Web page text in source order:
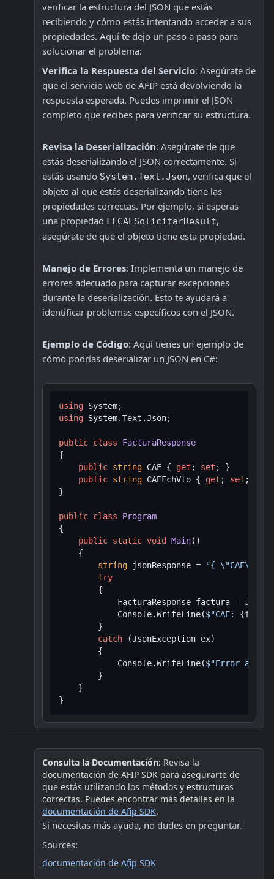
verificar la estructura del JSON que estás
recibiendo y cómo estás intentando acceder a sus
propiedades. Aquí te dejo un paso a paso para
solucionar el problema:
Verifica la Respuesta del Servicio: Asegúrate de
que el servicio web de AFIP está devolviendo la
respuesta esperada. Puedes imprimir el JSON
completo que recibes para verificar su estructura.
Revisa la Deserialización: Asegúrate de que
estás deserializando el JSON correctamente. Si
estás usando System.Text.Json, verifica que el
objeto al que estás deserializando tiene las
propiedades correctas. Por ejemplo, si esperas
una propiedad FECAESolicitarResult,
asegúrate de que el objeto tiene esta propiedad.
Manejo de Errores: Implementa un manejo de
errores adecuado para capturar excepciones
durante la deserialización. Esto te ayudará a
identificar problemas específicos con el JSON.
Ejemplo de Código: Aquí tienes un ejemplo de
cómo podrías deserializar un JSON en C#:
using
using System.Text.Json;
public class
FacturaResponse
{
public string CAE { get ; set ; }
public string CAEFchVto { get ; set ; }
}
public class
Program
{
public static void Main()
    {
string jsonResponse =
"{ \"CAE\":
try
        {
FacturaResponse factura =
            Console.WriteLine(
$"CAE:
        }
catch (JsonException ex)
        {
            Console.WriteLine(
$"Error al
        }
    }
Consulta la Documentación: Revisa la
documentación de AFIP SDK para asegurarte de
que estás utilizando los métodos y estructuras
documentación de Afip SDK.
Si necesitas más ayuda, no dudes en preguntar.
Sources:
documentación de Afip SDK